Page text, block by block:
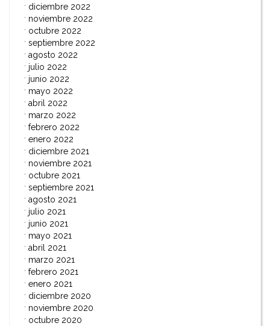
diciembre 2022
noviembre 2022
octubre 2022
septiembre 2022
agosto 2022
julio 2022
junio 2022
mayo 2022
abril 2022
marzo 2022
febrero 2022
enero 2022
diciembre 2021
noviembre 2021
octubre 2021
septiembre 2021
agosto 2021
julio 2021
junio 2021
mayo 2021
abril 2021
marzo 2021
febrero 2021
enero 2021
diciembre 2020
noviembre 2020
octubre 2020